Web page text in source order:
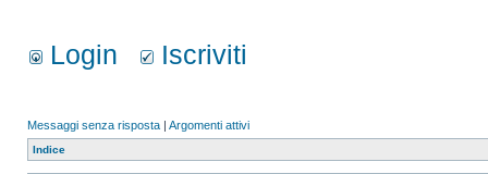
Login Iscriviti
Messaggi senza risposta | Argomenti attivi
Indice